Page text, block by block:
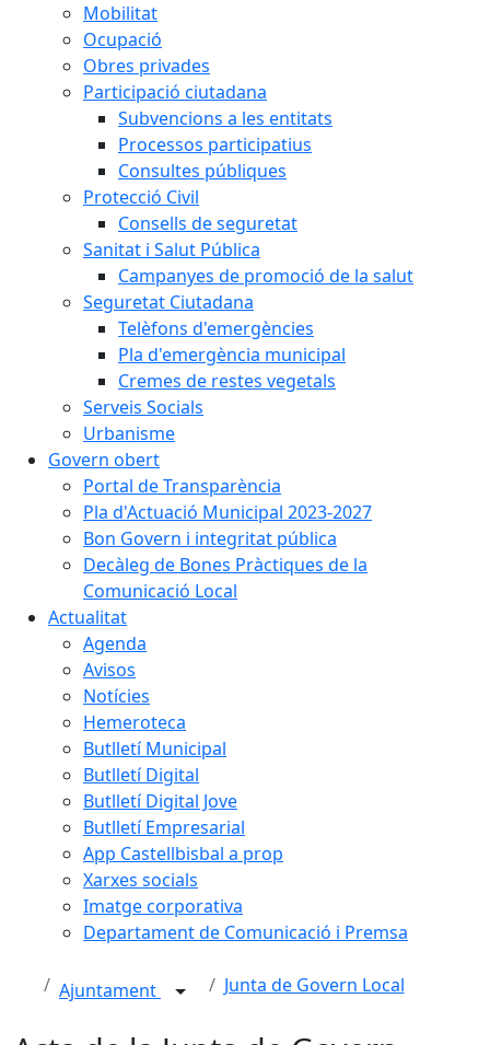
Mobilitat
Ocupació
Obres privades
Participació ciutadana
Subvencions a les entitats
Processos participatius
Consultes públiques
Protecció Civil
Consells de seguretat
Sanitat i Salut Pública
Campanyes de promoció de la salut
Seguretat Ciutadana
Telèfons d'emergències
Pla d'emergència municipal
Cremes de restes vegetals
Serveis Socials
Urbanisme
Govern obert
Portal de Transparència
Pla d'Actuació Municipal 2023-2027
Bon Govern i integritat pública
Decàleg de Bones Pràctiques de la
Comunicació Local
Actualitat
Agenda
Avisos
Notícies
Hemeroteca
Butlletí Municipal
Butlletí Digital
Butlletí Digital Jove
Butlletí Empresarial
App Castellbisbal a prop
Xarxes socials
Imatge corporativa
Departament de Comunicació i Premsa
Ajuntament Junta de Govern Local